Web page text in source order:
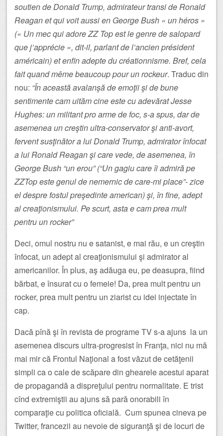
soutien de Donald Trump, admirateur transi de Ronald
Reagan et qui voit aussi en George Bush « un héros »
(« Un mec qui adore ZZ Top est le genre de salopard
que j’apprécie », dit-il, parlant de l’ancien président
américain) et enfin adepte du créationnisme. Bref, cela
fait quand même beaucoup pour un rockeur. Traduc din
nou: “În această avalanşă de emoţii şi de bune
sentimente cam uităm cine este cu adevărat Jesse
Hughes: un militant pro arme de foc, s-a spus, dar de
asemenea un creştin ultra-conservator şi anti-avort,
fervent susţinător a lui Donald Trump, admirator înfocat
a lui Ronald Reagan şi care vede, de asemenea, în
George Bush “un erou” (“Un gagiu care îi admiră pe
ZZTop este genul de nemernic de care-mi place”- zice
el despre fostul preşedinte american) şi, în fine, adept
al creaţionismului. Pe scurt, asta e cam prea mult
pentru un rocker”
Deci, omul nostru nu e satanist, e mai rău, e un creştin
înfocat, un adept al creaţionismului şi admirator al
americanilor. În plus, aş adăuga eu, pe deasupra, fiind
bărbat, e însurat cu o femeie! Da, prea mult pentru un
rocker, prea mult pentru un ziarist cu idei injectate în
cap.
Dacă pînă şi în revista de programe TV s-a ajuns la un
asemenea discurs ultra-progresist în Franţa, nici nu mă
mai mir că Frontul Naţional a fost văzut de cetăţenii
simpli ca o cale de scăpare din ghearele acestui aparat
de propagandă a dispreţului pentru normalitate. E trist
cînd extremiştii au ajuns să pară onorabili în
comparaţie cu politica oficială. Cum spunea cineva pe
Twitter, francezii au nevoie de siguranţă şi de locuri de